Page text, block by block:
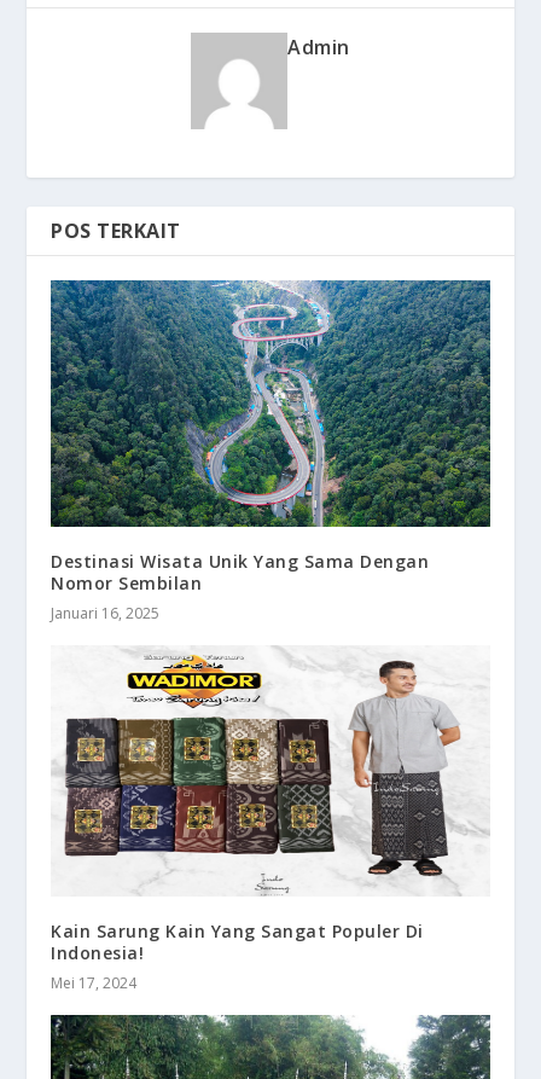
Admin
POS TERKAIT
Destinasi Wisata Unik Yang Sama Dengan
Nomor Sembilan
Januari 16, 2025
Kain Sarung Kain Yang Sangat Populer Di
Indonesia!
Mei 17, 2024